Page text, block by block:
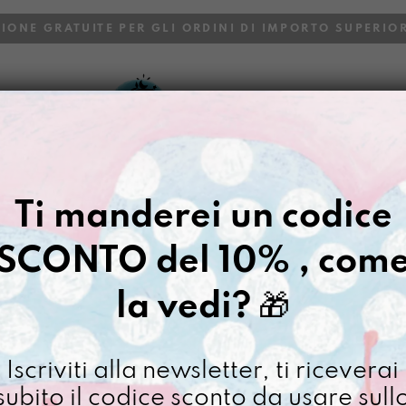
GRATUITE PER GLI ORDINI DI IMPORTO
Gazpacho
PORTA
€20,00
[ Portapassaporto
Porta
Ti manderei un codice
del 10% ,
la vedi?🎁
Iscriviti alla newsletter, ti riceverai
il codice sconto da usare